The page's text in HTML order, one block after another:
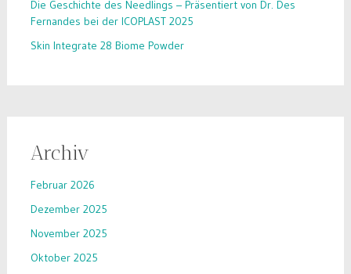
Die Geschichte des Needlings – Präsentiert von Dr. Des
Fernandes bei der ICOPLAST 2025
Skin Integrate 28 Biome Powder
Archiv
Februar 2026
Dezember 2025
November 2025
Oktober 2025